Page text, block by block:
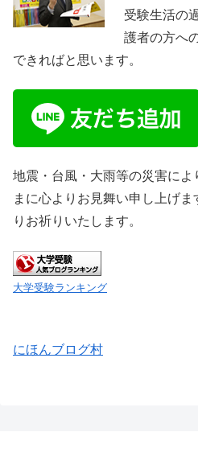
受験生活の
護者の方へ
できればと思います。
地震・台風・大雨等の災害によ
まに心よりお見舞い申し上げ
りお祈りいたします。
大学受験ランキング
にほんブログ村